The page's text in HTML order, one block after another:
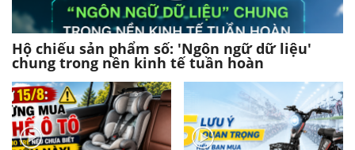
Hộ chiếu sản phẩm số: 'Ngôn ngữ dữ liệu'
chung trong nền kinh tế tuần hoàn